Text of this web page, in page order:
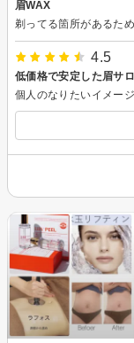
眉WAX
4.5
低価格で安定した眉サ